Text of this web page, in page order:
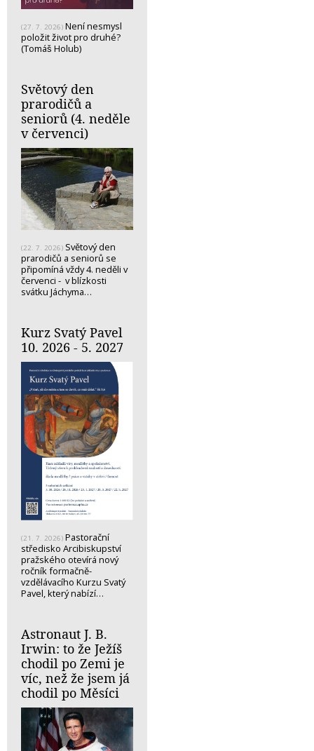
(27. 7. 2026) Není nesmysl
položit život pro druhé?
(Tomáš Holub)
Světový den
prarodičů a
seniorů (4. neděle
v červenci)
(22. 7. 2026) Světový den
prarodičů a seniorů se
připomíná vždy 4. neděli v
červenci - v blízkosti
svátku Jáchyma…
Kurz Svatý Pavel
10. 2026 - 5. 2027
(21. 7. 2026) Pastorační
středisko Arcibiskupství
pražského otevírá nový
ročník formačně-
vzdělávacího Kurzu Svatý
Pavel, který nabízí…
Astronaut J. B.
Irwin: to že Ježíš
chodil po Zemi je
víc, než že jsem já
chodil po Měsíci